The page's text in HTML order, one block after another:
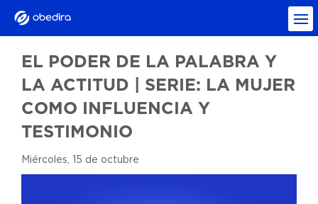
EL PODER DE LA PALABRA Y
LA ACTITUD | SERIE: LA MUJER
COMO INFLUENCIA Y
TESTIMONIO
Miércoles, 15 de octubre